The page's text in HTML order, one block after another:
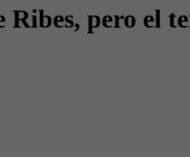
Ribes, pero el